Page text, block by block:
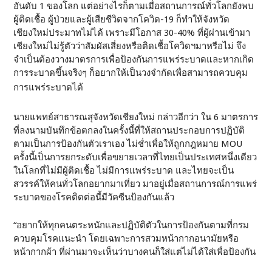
อันดับ 1 ของโลก แต่อย่างไรก็ตามเมื่อสถานการณ์ทั่วโลกยังพบ
ผู้ติดเชื้อ ผู้ป่วยและผู้เสียชีวิตจากโควิด-19 ก็ทำให้จังหวัด
เชียงใหม่ประมาทไม่ได้ เพราะมีโอกาส 30-40% ที่ผู้ผ่านเข้ามา
เชียงใหม่ไม่รู้ตัวว่าสัมผัสเสี่ยงหรือติดเชื้อโควิดฯมาหรือไม่ จึง
จำเป็นต้องวางมาตรการเพื่อป้องกันการแพร่ระบาดและหากเกิด
การระบาดขึ้นจริงๆ ก็อยากให้เป็นวงจำกัดเพื่อสามารถควบคุม
การแพร่ระบาดได้
นายแพทย์สาธารณสุจังหวัดเชียงใหม่ กล่าวอีกว่า ใน 6 มาตรการ
ที่ลงนามบันทึกข้อตกลงในครั้งนี้ที่ให้สถานประกอบการปฏิบัติ
ตามเป็นการป้องกันตัวเราเอง ไม่ช่ำเพื่อให้ถูกกฎหมาย MOU
ครั้งนี้เป็นการยกระดับเพื่อขยายเวลาที่ไทยเป็นประเทศหนึ่งเดียว
ในโลกที่ไม่มีผู้ติดเชื้อ ไม่มีการแพร่ระบาด และไทยจะเป็น
สวรรค์ให้คนทั่วโลกอยากมาเที่ยว มาอยู่เมื่อสถานการณ์การแพร่
ระบาดของโรคติดต่อนี้มีวัคซีนป้องกันแล้ว
“อยากให้ทุกคนตระหนักและปฏิบัติตัวในการป้องกันตามที่กรม
ควบคุมโรคแนะนำ โดยเฉพาะการสวมหน้ากากอนามัยหรือ
หน้ากากผ้า ที่ผ่านมาจะเห็นว่าบางคนก็ใส่แต่ไม่ได้ใส่เพื่อป้องกัน